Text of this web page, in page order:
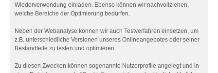
Wiederverwendung einladen. Ebenso können wir nachvollziehen,
welche Bereiche der Optimierung bedürfen.
Neben der Webanalyse können wir auch Testverfahren einsetzen, um
z.B. unterschiedliche Versionen unseres Onlineangebotes oder seiner
Bestandteile zu testen und optimieren.
Zu diesen Zwecken können sogenannte Nutzerprofile angelegt und in